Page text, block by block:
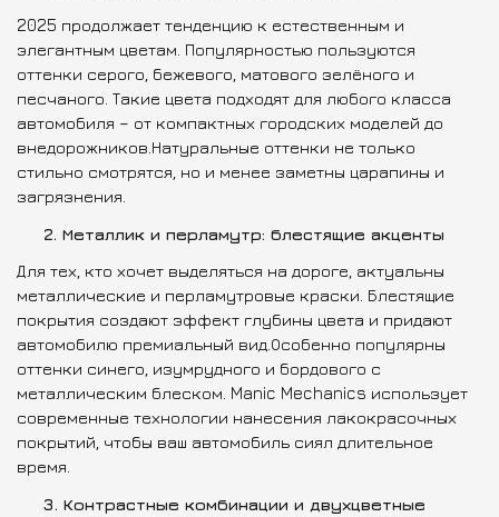
2025 продолжает тенденцию к естественным и
элегантным цветам. Популярностью пользуются
оттенки серого, бежевого, матового зелёного и
песчаного. Такие цвета подходят для любого класса
автомобиля – от компактных городских моделей до
внедорожников.Натуральные оттенки не только
стильно смотрятся, но и менее заметны царапины и
загрязнения.
2. Металлик и перламутр: блестящие акценты
Для тех, кто хочет выделяться на дороге, актуальны
металлические и перламутровые краски. Блестящие
покрытия создают эффект глубины цвета и придают
автомобилю премиальный вид.Особенно популярны
оттенки синего, изумрудного и бордового с
металлическим блеском. Manic Mechanics использует
современные технологии нанесения лакокрасочных
покрытий, чтобы ваш автомобиль сиял длительное
время.
3. Контрастные комбинации и двухцветные